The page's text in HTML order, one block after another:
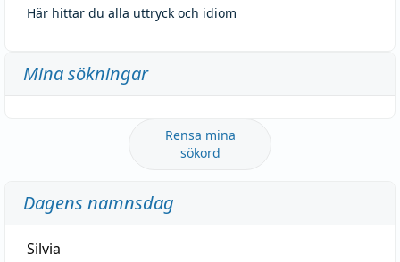
Här hittar du alla uttryck och idiom
Mina sökningar
Rensa mina
sökord
Dagens namnsdag
Silvia